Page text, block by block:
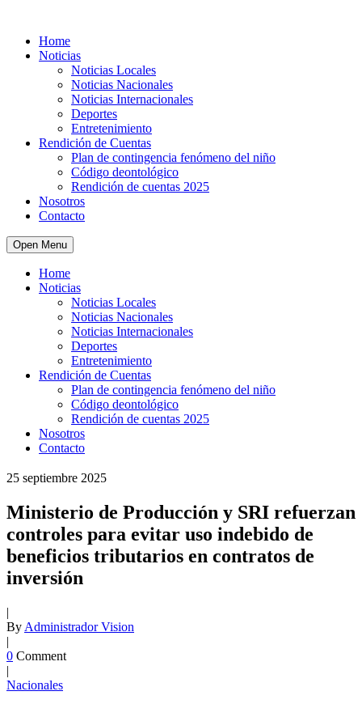
Home
Noticias
Noticias Locales
Noticias Nacionales
Noticias Internacionales
Deportes
Entretenimiento
Rendición de Cuentas
Plan de contingencia fenómeno del niño
Código deontológico
Rendición de cuentas 2025
Nosotros
Contacto
Open Menu
Home
Noticias
Noticias Locales
Noticias Nacionales
Noticias Internacionales
Deportes
Entretenimiento
Rendición de Cuentas
Plan de contingencia fenómeno del niño
Código deontológico
Rendición de cuentas 2025
Nosotros
Contacto
25 septiembre 2025
Ministerio de Producción y SRI refuerzan
controles para evitar uso indebido de
beneficios tributarios en contratos de
inversión
|
By Administrador Vision
|
0 Comment
|
Nacionales